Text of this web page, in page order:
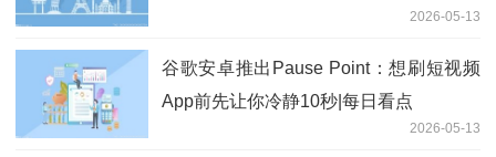
2026-05-13
谷歌安卓推出Pause Point：想刷短视频
App前先让你冷静10秒|每日看点
2026-05-13